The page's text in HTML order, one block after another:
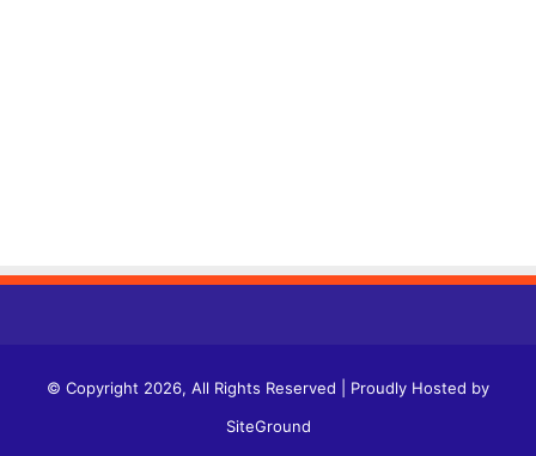
© Copyright 2026, All Rights Reserved | Proudly Hosted by
SiteGround